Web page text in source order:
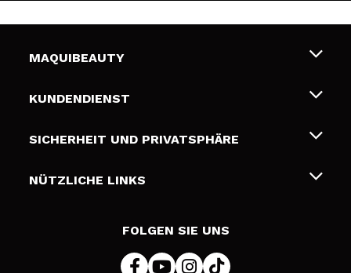
MAQUIBEAUTY
Über uns
Geschenkkarten
KUNDENDIENST
Liefer- und Versandkosten
Zahlung
SICHERHEIT UND PRIVATSPHÄRE
Bedingungen und Datenschutz
NÜTZLICHE LINKS
FOLGEN SIE UNS